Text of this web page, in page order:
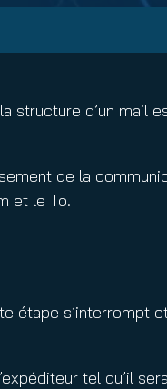
d’un mail
de la
et le To.
étape s’interrompt
tel qu’il